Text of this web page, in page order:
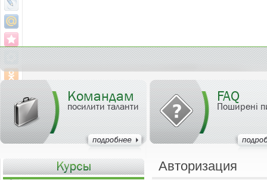
Командам
посилити таланти
FAQ
Поширені
Авторизация